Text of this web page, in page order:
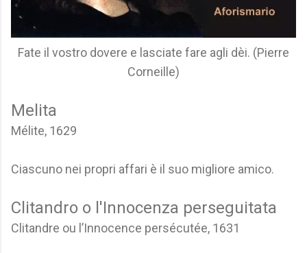
Fate il vostro dovere e lasciate fare agli dèi. (Pierre
Corneille)
Melita
Mélite, 1629
Ciascuno nei propri affari è il suo migliore amico.
Clitandro o l'Innocenza perseguitata
Clitandre ou l’Innocence persécutée, 1631